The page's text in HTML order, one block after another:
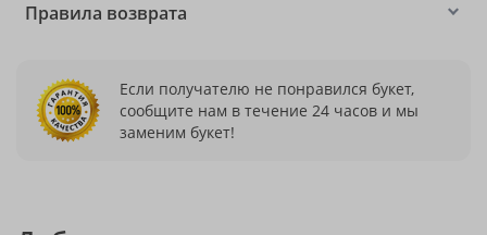
Правила возврата
Если получателю не понравился букет,
сообщите нам в течение 24 часов и мы
заменим букет!